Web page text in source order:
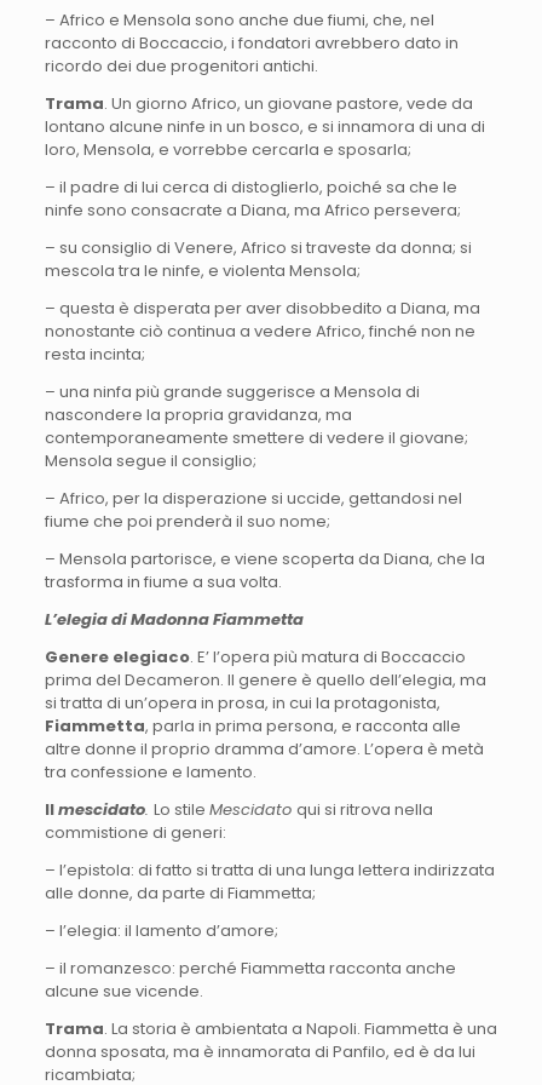
– Africo e Mensola sono anche due fiumi, che, nel
racconto di Boccaccio, i fondatori avrebbero dato in
ricordo dei due progenitori antichi.
Trama. Un giorno Africo, un giovane pastore, vede da
lontano alcune ninfe in un bosco, e si innamora di una di
loro, Mensola, e vorrebbe cercarla e sposarla;
– il padre di lui cerca di distoglierlo, poiché sa che le
ninfe sono consacrate a Diana, ma Africo persevera;
– su consiglio di Venere, Africo si traveste da donna; si
mescola tra le ninfe, e violenta Mensola;
– questa è disperata per aver disobbedito a Diana, ma
nonostante ciò continua a vedere Africo, finché non ne
resta incinta;
– una ninfa più grande suggerisce a Mensola di
nascondere la propria gravidanza, ma
contemporaneamente smettere di vedere il giovane;
Mensola segue il consiglio;
– Africo, per la disperazione si uccide, gettandosi nel
fiume che poi prenderà il suo nome;
– Mensola partorisce, e viene scoperta da Diana, che la
trasforma in fiume a sua volta.
L’elegia di Madonna Fiammetta
Genere elegiaco. E’ l’opera più matura di Boccaccio
prima del Decameron. Il genere è quello dell’elegia, ma
si tratta di un’opera in prosa, in cui la protagonista,
Fiammetta, parla in prima persona, e racconta alle
altre donne il proprio dramma d’amore. L’opera è metà
tra confessione e lamento.
Ilmescidato. Lo stile Mescidato qui si ritrova nella
commistione di generi:
– l’epistola: di fatto si tratta di una lunga lettera indirizzata
alle donne, da parte di Fiammetta;
– l’elegia: il lamento d’amore;
– il romanzesco: perché Fiammetta racconta anche
alcune sue vicende.
Trama. La storia è ambientata a Napoli. Fiammetta è una
donna sposata, ma è innamorata di Panfilo, ed è da lui
ricambiata;